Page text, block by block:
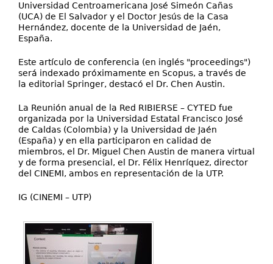
Universidad Centroamericana José Simeón Cañas
(UCA) de El Salvador y el Doctor Jesús de la Casa
Hernández, docente de la Universidad de Jaén,
España.
Este artículo de conferencia (en inglés "proceedings")
será indexado próximamente en Scopus, a través de
la editorial Springer, destacó el Dr. Chen Austin.
La Reunión anual de la Red RIBIERSE – CYTED fue
organizada por la Universidad Estatal Francisco José
de Caldas (Colombia) y la Universidad de Jaén
(España) y en ella participaron en calidad de
miembros, el Dr. Miguel Chen Austin de manera virtual
y de forma presencial, el Dr. Félix Henríquez, director
del CINEMI, ambos en representación de la UTP.
IG (CINEMI – UTP)